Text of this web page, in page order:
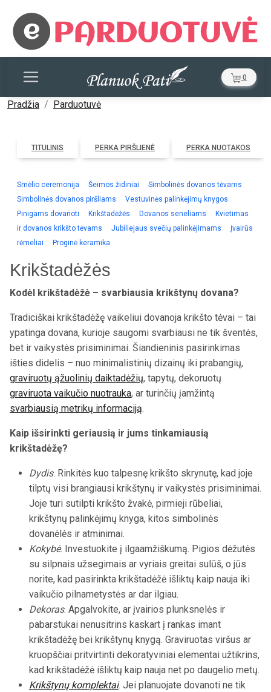
0
Pradžia Parduotuvė
Krikštadėžės
Kodėl krikštadėžė – svarbiausia krikštynų dovana?
Tradiciškai krikštadėžę vaikeliui dovanoja krikšto tėvai – tai
ypatinga dovana, kurioje saugomi svarbiausi ne tik šventės,
bet ir vaikystės prisiminimai. Šiandieninis pasirinkimas
išties didelis – nuo minimalistinių dizainų iki prabangių,
graviruotų ąžuolinių daiktadėžių, tapytų, dekoruotų
graviruota vaikučio nuotrauka, ar turinčių įamžintą
svarbiausią metrikų informaciją.
Kaip išsirinkti geriausią ir jums tinkamiausią
krikštadėžę?
Dydis. Rinkitės kuo talpesnę krikšto skrynutę, kad joje
tilptų visi brangiausi krikštynų ir vaikystės prisiminimai.
Joje turi sutilpti krikšto žvakė, pirmieji rūbeliai,
krikštynų palinkėjimų knyga, kitos simbolinės
dovanėlės ir atminimai.
Kokybė. Investuokite į ilgaamžiškumą. Pigios dėžutės
su silpnais užsegimais ar vyriais greitai sulūš, o jūs
norite, kad pasirinkta krikštadėžė išliktų kaip nauja iki
vaikučio pilnametystės ar dar ilgiau.
Dekoras. Apgalvokite, ar įvairios plunksnelės ir
pabarstukai nenusitrins kaskart į rankas imant
krikštadėžę bei krikštynų knygą. Graviruotas viršus ar
kruopščiai pritvirtinti dekoratyviniai elementai užtikrins,
kad krikštadėžė išliktų kaip nauja net po daugelio metų.
Krikštynų komplektai. Jei planuojate dovanoti ne tik
TITULINIS PERKA PIRŠLIENĖ PERKA NUOTAKOS
Smėlio ceremonija Šeimos židiniai
Simbolinės dovanos tėvams
Simbolinės dovanos piršliams
Vestuvinės palinkėjimų knygos
Pinigams dovanoti
Krikštadėžės Dovanos seneliams
Kvietimas
ir dovanos krikšto tėvams
Jubiliejaus svečių palinkėjimams
Įvairūs
rėmeliai
Proginė keramika